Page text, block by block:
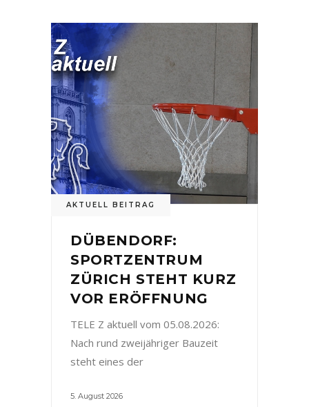
AKTUELL BEITRAG
DÜBENDORF:
SPORTZENTRUM
ZÜRICH STEHT KURZ
VOR ERÖFFNUNG
TELE Z aktuell vom 05.08.2026:
Nach rund zweijähriger Bauzeit
steht eines der
5. August 2026